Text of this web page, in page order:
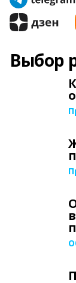
Выбор